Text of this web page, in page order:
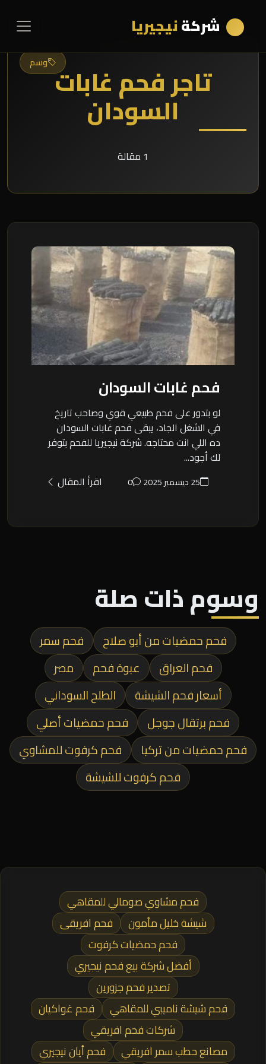
شركةنيجيريا
وسم تاجر فحم غابات
السودان
1 مقالة
فحم غابات السودان
لو بتدور على فحم طبيعي قوي وصاحب تاريخ
في الشغل الجاد، يبقى فحم غابات السودان
ده اللي انت محتاجه. شركة نيجيريا للفحم بتوفر
لك أجود...
25 ديسمبر 2025 0 اقرأ المقال
وسوم ذات صلة
فحم حمضيات من أبو صلاح
فحم سمر
فحم العراق
عبوة فحم
مصر
أسعار فحم الشيشة
الطلح السوداني
فحم برتقال جوجل
فحم حمضيات أصلي
فحم حمضيات من تركيا
فحم كرفوت للمشاوي
فحم كرفوت للشيشة
فحم مشاوي صومالي للمقاهي
شيشة خليل مأمون
فحم افريقى
فحم حمضيات كرفوت
أفضل شركة بيع فحم نيجيري
تصدير فحم جزورين
فحم شيشة ناميبي للمقاهي
فحم غواكيان
شركات فحم افريقي
مصانع حطب سمر افريقي
فحم أيان نيجيري